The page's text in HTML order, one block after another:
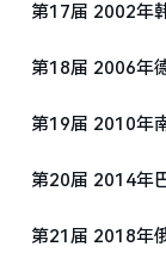
第17届 2002年
第18届 2006年
第19届 2010年
第20届 2014年
第21届 2018年